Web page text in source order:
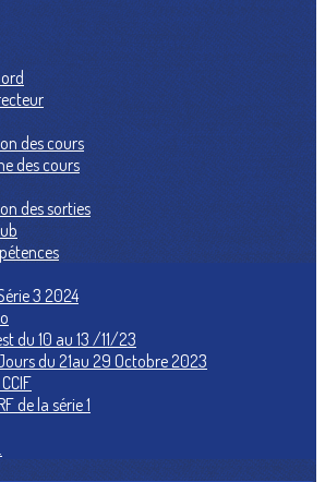
des cours
des cours
des sorties
3 2024
du 10 au 13 /11/23
du 21au 29 Octobre 2023
de la série 1